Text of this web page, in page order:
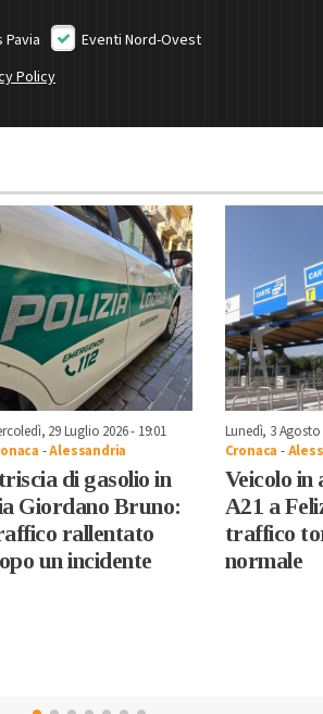
Pavia
Eventi Nord-Ovest
Policy
29 Luglio 2026 - 19:01
-Alessandria
di gasolio in
Giordano Bruno:
rallentato
un incidente
Lunedì, 3 Agosto
Cronaca -
Veicolo in
A21 a
traffico
normale